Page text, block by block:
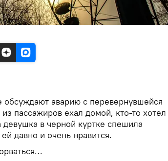
аварию с перевернувшейся
пассажиров ехал домой, кто-то хотел
девушка в черной куртке спешила
давно и очень нравится.